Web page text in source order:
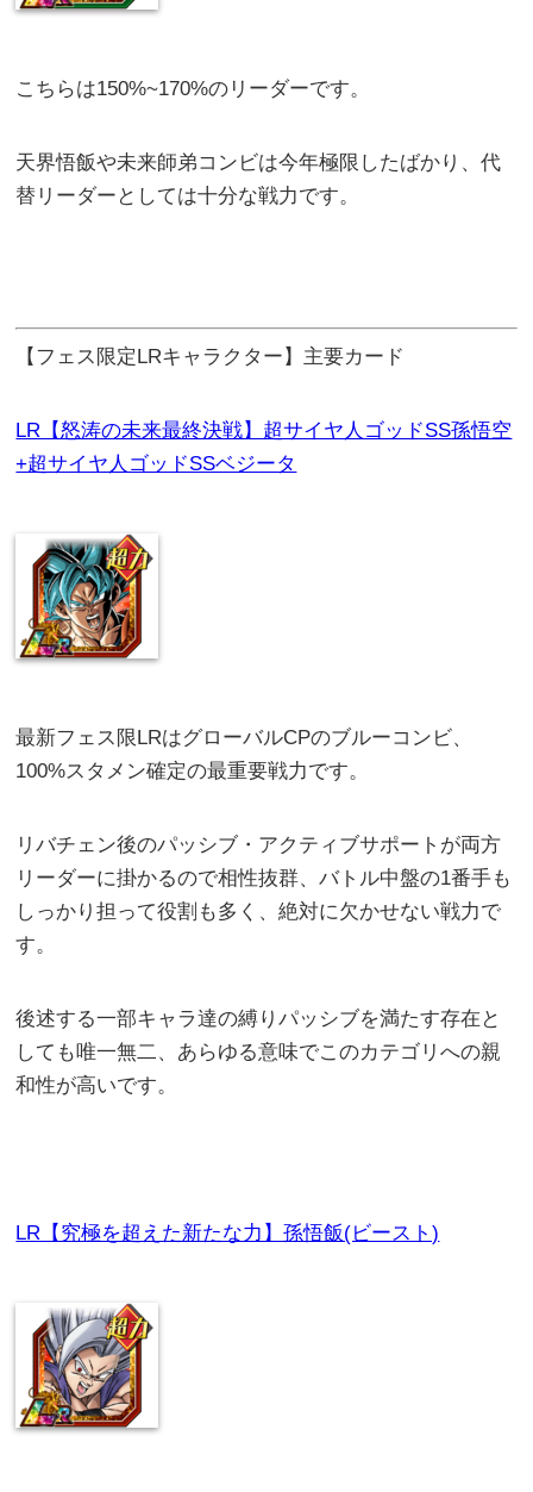
こちらは150%~170%のリーダーです。
天界悟飯や未来師弟コンビは今年極限したばかり、代
替リーダーとしては十分な戦力です。
【フェス限定LRキャラクター】主要カード
LR【怒涛の未来最終決戦】超サイヤ人ゴッドSS孫悟空
+超サイヤ人ゴッドSSベジータ
最新フェス限LRはグローバルCPのブルーコンビ、
100%スタメン確定の最重要戦力です。
リバチェン後のパッシブ・アクティブサポートが両方
リーダーに掛かるので相性抜群、バトル中盤の1番手も
しっかり担って役割も多く、絶対に欠かせない戦力で
す。
後述する一部キャラ達の縛りパッシブを満たす存在と
しても唯一無二、あらゆる意味でこのカテゴリへの親
和性が高いです。
LR【究極を超えた新たな力】孫悟飯(ビースト)